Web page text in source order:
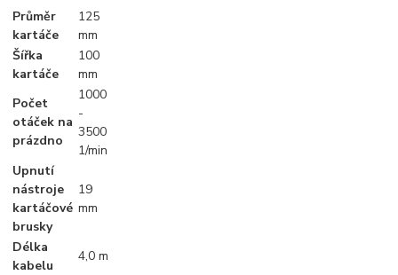
Průměr
kartáče
125
mm
Šířka
kartáče
100
mm
Počet
otáček na
prázdno
1000
-
3500
1/min
Upnutí
nástroje
kartáčové
brusky
19
mm
Délka
kabelu
4,0 m